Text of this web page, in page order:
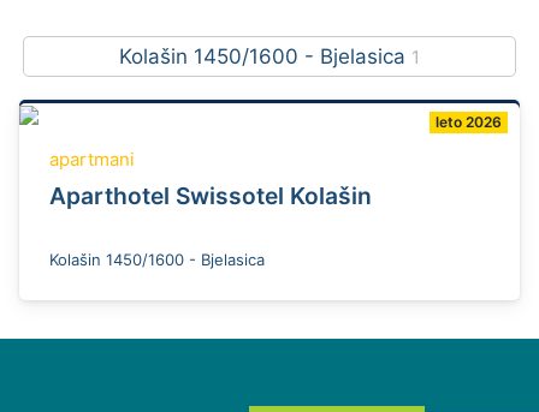
Kolašin 1450/1600 - Bjelasica1
leto 2026
apartmani
Aparthotel Swissotel Kolašin
Kolašin 1450/1600 - Bjelasica